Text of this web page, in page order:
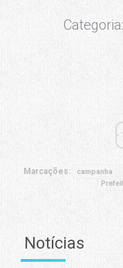
Categoria:
Marcações: campanha
Notícias